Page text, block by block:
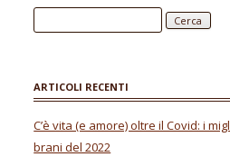
ARTICOLI RECENTI
C’è vita (e amore) oltre il Covid: i
brani del 2022